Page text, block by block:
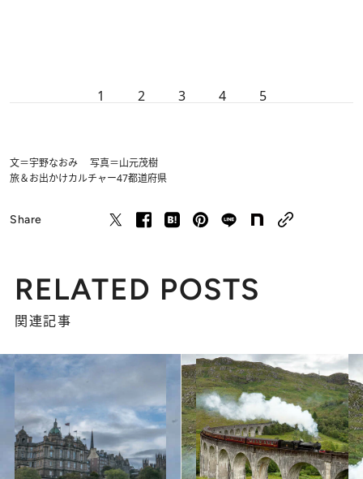
1 2 3 4 5
文＝宇野なおみ 写真＝山元茂樹
旅＆お出かけカルチャー47都道府県
Share
RELATED POSTS
関連記事